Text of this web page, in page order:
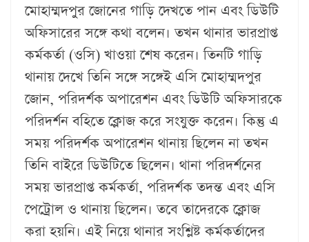
মোহাম্মদপুর জোনের গাড়ি দেখতে পান এবং ডিউটি
অফিসারের সঙ্গে কথা বলেন। তখন থানার ভারপ্রাপ্ত
কর্মকর্তা (ওসি) খাওয়া শেষ করেন। তিনটি গাড়ি
থানায় দেখে তিনি সঙ্গে সঙ্গেই এসি মোহাম্মদপুর
জোন, পরিদর্শক অপারেশন এবং ডিউটি অফিসারকে
পরিদর্শন বহিতে ক্লোজ করে সংযুক্ত করেন। কিন্তু এ
সময় পরিদর্শক অপারেশন থানায় ছিলেন না তখন
তিনি বাইরে ডিউটিতে ছিলেন। থানা পরিদর্শনের
সময় ভারপ্রাপ্ত কর্মকর্তা, পরিদর্শক তদন্ত এবং এসি
পেট্রোল ও থানায় ছিলেন। তবে তাদেরকে ক্লোজ
করা হয়নি। এই নিয়ে থানার সংশ্লিষ্ট কর্মকর্তাদের